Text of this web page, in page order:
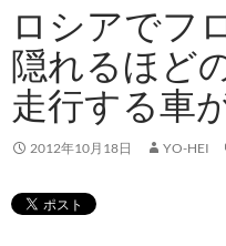
ロシアでフ
隠れるほど
走行する車
2012年10月18日 YO-HEI